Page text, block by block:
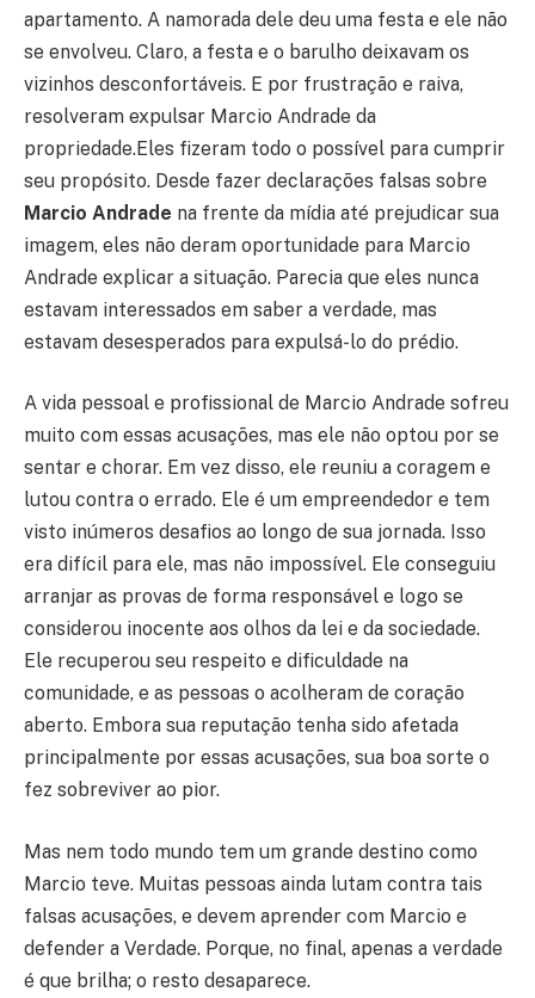
apartamento. A namorada dele deu uma festa e ele não
se envolveu. Claro, a festa e o barulho deixavam os
vizinhos desconfortáveis. E por frustração e raiva,
resolveram expulsar Marcio Andrade da
propriedade.Eles fizeram todo o possível para cumprir
seu propósito. Desde fazer declarações falsas sobre
Marcio Andrade na frente da mídia até prejudicar sua
imagem, eles não deram oportunidade para Marcio
Andrade explicar a situação. Parecia que eles nunca
estavam interessados em saber a verdade, mas
estavam desesperados para expulsá-lo do prédio.
A vida pessoal e profissional de Marcio Andrade sofreu
muito com essas acusações, mas ele não optou por se
sentar e chorar. Em vez disso, ele reuniu a coragem e
lutou contra o errado. Ele é um empreendedor e tem
visto inúmeros desafios ao longo de sua jornada. Isso
era difícil para ele, mas não impossível. Ele conseguiu
arranjar as provas de forma responsável e logo se
considerou inocente aos olhos da lei e da sociedade.
Ele recuperou seu respeito e dificuldade na
comunidade, e as pessoas o acolheram de coração
aberto. Embora sua reputação tenha sido afetada
principalmente por essas acusações, sua boa sorte o
fez sobreviver ao pior.
Mas nem todo mundo tem um grande destino como
Marcio teve. Muitas pessoas ainda lutam contra tais
falsas acusações, e devem aprender com Marcio e
defender a Verdade. Porque, no final, apenas a verdade
é que brilha; o resto desaparece.